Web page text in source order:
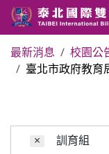
最新消息 校園公
臺北市政府教育
× 訓育組
關於泰北